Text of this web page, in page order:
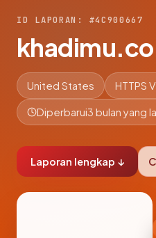
ID LAPORAN: #4C900667
United States HTTPS
Diperbarui3 bulan yang
Laporan lengkap ↓